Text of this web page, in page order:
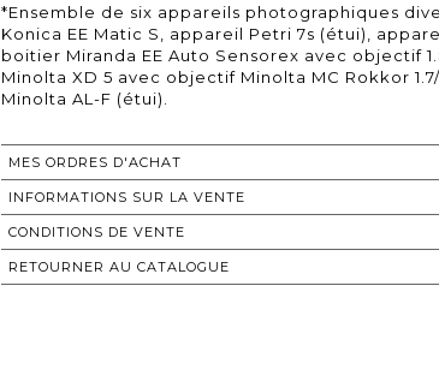
*Ensemble de six appareils photographiques
Konica EE Matic S, appareil Petri 7s (étui),
boitier Miranda EE Auto Sensorex avec objectif
Minolta XD 5 avec objectif Minolta MC Rokkor
Minolta AL-F (étui).
MES ORDRES D'ACHAT
INFORMATIONS SUR LA VENTE
CONDITIONS DE VENTE
RETOURNER AU CATALOGUE